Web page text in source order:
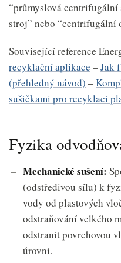
“průmyslová centrifugální
stroj” nebo “centrifugální
Související reference
recyklační aplikace –Jak
(přehledný návod) –
sušičkami pro recyklaci
Fyzika
Mechanické sušení:
(odstředivou sílu) k
vody od plastových
odstraňování velkého
odstranit povrchovou
úrovni.